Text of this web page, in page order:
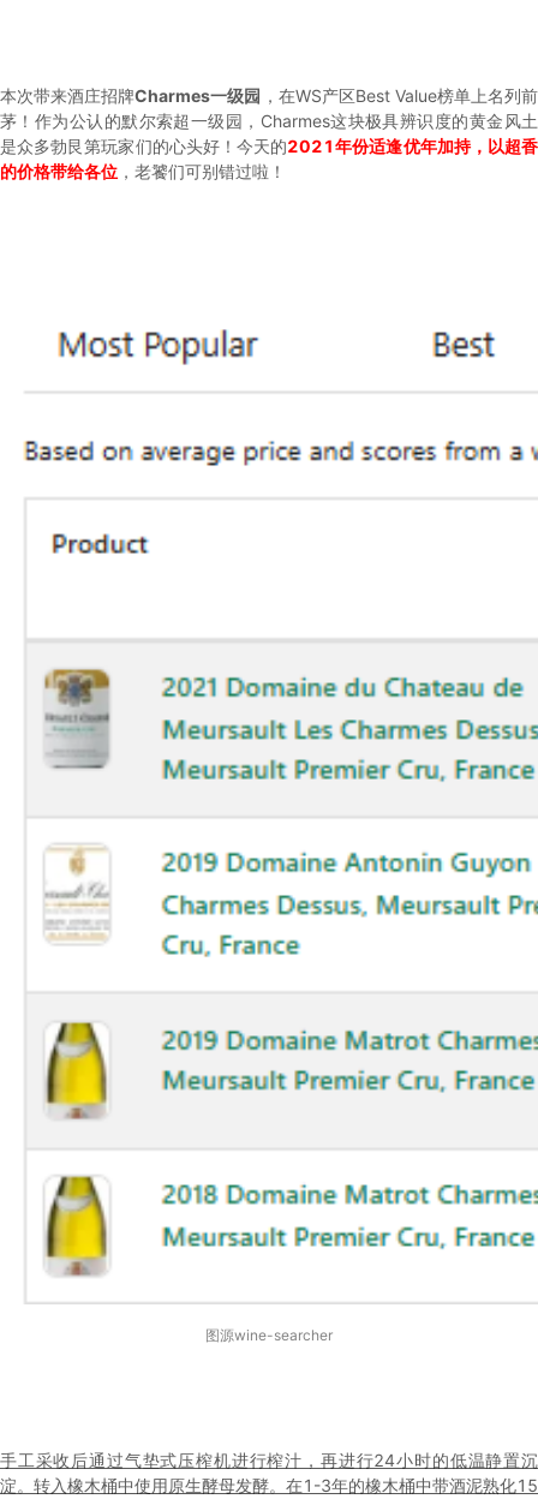
本次带来酒庄招牌Charmes一级园 ，在WS产区Best Value榜单上名列前
茅！作为公认的默尔索超一级园，Charmes这块极具辨识度的黄金风土
是众多勃艮第玩家们的心头好！今天的2021年份适逢优年加持，以超香
的价格带给各位 ，老饕们可别错过啦！
图源wine-searcher
手工采收后通过气垫式压榨机进行榨汁，再进行24小时的低温静置沉
淀。转入橡木桶中使用原生酵母发酵。在1-3年的橡木桶中带酒泥熟化15